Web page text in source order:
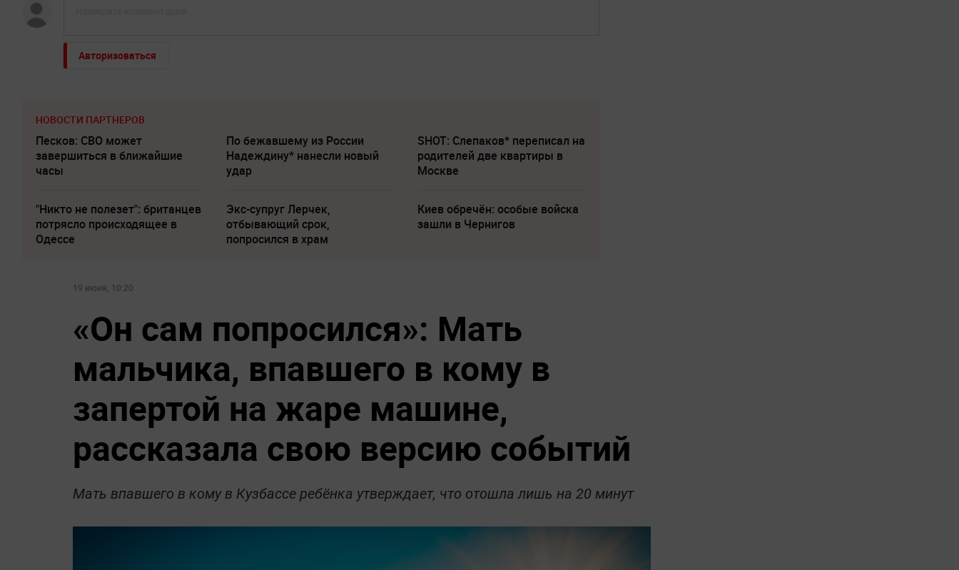
Авторизоваться
НОВОСТИ ПАРТНЕРОВ
Песков: СВО может
завершиться в ближайшие
часы
По бежавшему из России
Надеждину* нанесли новый
удар
SHOT: Слепаков* переписал на
родителей две квартиры в
Москве
"Никто не полезет": британцев
потрясло происходящее в
Одессе
Экс-супруг Лерчек,
отбывающий срок,
попросился в храм
Киев обречён: особые войска
зашли в Чернигов
19 июня, 10:20
«Он сам попросился»: Мать
мальчика, впавшего в кому в
запертой на жаре машине,
рассказала свою версию событий
Мать впавшего в кому в Кузбассе ребёнка утверждает, что отошла лишь на 20 минут